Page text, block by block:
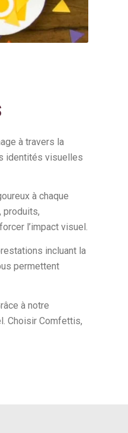
à travers la
identités visuelles
à chaque
produits,
l’impact visuel.
incluant la
permettent
à notre
Choisir Comfettis,